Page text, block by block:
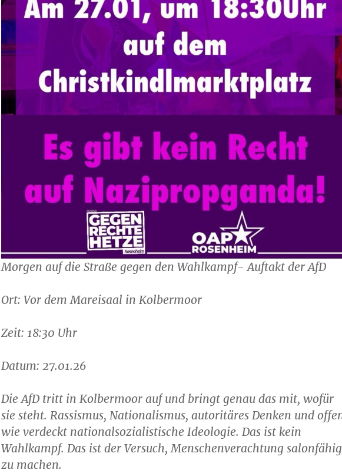
Morgen auf die Straße gegen den Wahlkampf- Auftakt der AfD
Ort: Vor dem Mareisaal in Kolbermoor
Zeit: 18:30 Uhr
Datum: 27.01.26
Die AfD tritt in Kolbermoor auf und bringt genau das mit, wofür
sie steht. Rassismus, Nationalismus, autoritäres Denken und
wie verdeckt nationalsozialistische Ideologie. Das ist kein
Wahlkampf. Das ist der Versuch, Menschenverachtung salonfähig
zu machen.